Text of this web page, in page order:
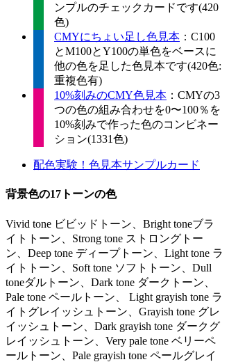
ンプルのチェックカードです(420
色)
CMYにちょい足し色見本 ：C100
とM100とY100の単色をベースに
他の色を足した色見本です(420色:
重複色有)
10%刻みのCMY色見本 ：CMYの3
つの色の組み合わせを0〜100％を
10%刻みで作った色のコンビネー
ション(1331色)
配色実験！色見本サンプルカード
背景色の17トーンの色
Vivid tone ビビッドトーン、Bright toneブラ
イトトーン、Strong tone ストロングトー
ン、Deep tone ディープトーン、Light tone ラ
イトトーン、Soft tone ソフトトーン、Dull
toneダルトーン、Dark tone ダークトーン、
Pale tone ペールトーン、 Light grayish tone ラ
イトグレイッシュトーン、Grayish tone グレ
イッシュトーン、Dark grayish tone ダークグ
レイッシュトーン、Very pale tone ベリーペ
ールトーン、Pale grayish tone ペールグレイ